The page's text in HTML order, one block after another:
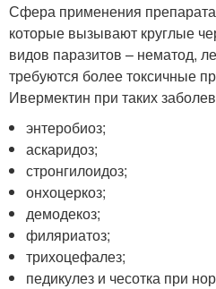
Сфера применения
которые вызывают круглые
видов паразитов – нематод,
требуются более токсичные
Ивермектин при таких
энтеробиоз;
аскаридоз;
стронгилоидоз;
онхоцеркоз;
демодекоз;
филяриатоз;
трихоцефалез;
педикулез и чесотка при